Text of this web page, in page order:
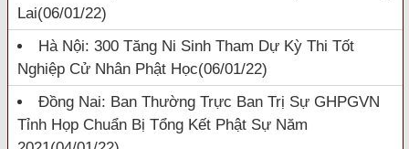
Lai(06/01/22)
Hà Nội: 300 Tăng Ni Sinh Tham Dự Kỳ Thi Tốt
Nghiệp Cử Nhân Phật Học(06/01/22)
Đồng Nai: Ban Thường Trực Ban Trị Sự GHPGVN
Tỉnh Họp Chuẩn Bị Tổng Kết Phật Sự Năm